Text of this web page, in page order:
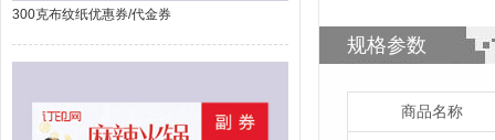
300克布纹纸优惠券/代金券
规格参数
商品名称